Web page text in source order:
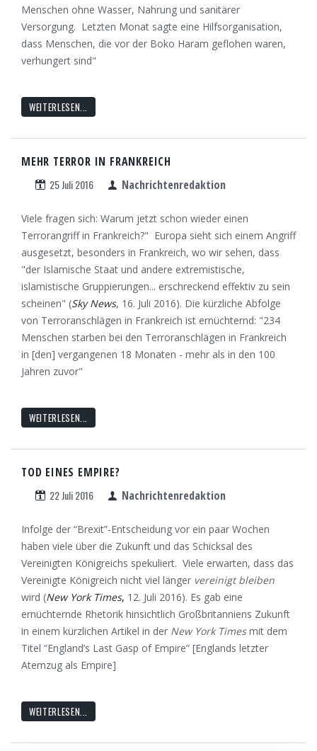
Menschen ohne Wasser, Nahrung und sanitärer
Versorgung. Letzten Monat sagte eine Hilfsorganisation,
dass Menschen, die vor der Boko Haram geflohen waren,
verhungert sind"
WEITERLESEN...
MEHR TERROR IN FRANKREICH
25 Juli 2016 Nachrichtenredaktion
Viele fragen sich: Warum jetzt schon wieder einen
Terrorangriff in Frankreich?" Europa sieht sich einem Angriff
ausgesetzt, besonders in Frankreich, wo wir sehen, dass
"der Islamische Staat und andere extremistische,
islamistische Gruppierungen... erschreckend effektiv zu sein
scheinen" (Sky News, 16. Juli 2016). Die kürzliche Abfolge
von Terroranschlägen in Frankreich ist ernüchternd: "234
Menschen starben bei den Terroranschlägen in Frankreich
in [den] vergangenen 18 Monaten - mehr als in den 100
Jahren zuvor"
WEITERLESEN...
TOD EINES EMPIRE?
22 Juli 2016 Nachrichtenredaktion
Infolge der “Brexit”-Entscheidung vor ein paar Wochen
haben viele über die Zukunft und das Schicksal des
Vereinigten Königreichs spekuliert. Viele erwarten, dass das
Vereinigte Königreich nicht viel länger vereinigt bleiben
wird (New York Times, 12. Juli 2016). Es gab eine
ernüchternde Rhetorik hinsichtlich Großbritanniens Zukunft
in einem kürzlichen Artikel in der New York Timesmit dem
Titel “England’s Last Gasp of Empire” [Englands letzter
Atemzug als Empire]
WEITERLESEN...